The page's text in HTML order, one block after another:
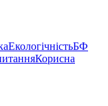
ЕкологічністьБФ
Корисна